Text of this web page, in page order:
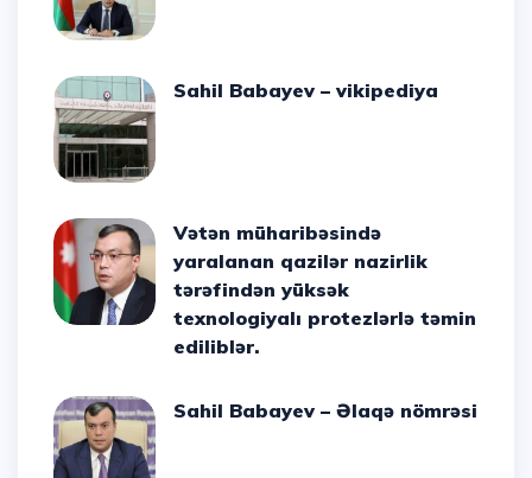
Sahil Babayev – vikipediya
Vətən müharibəsində
yaralanan qazilər nazirlik
tərəfindən yüksək
texnologiyalı protezlərlə təmin
ediliblər.
Sahil Babayev – Əlaqə nömrəsi